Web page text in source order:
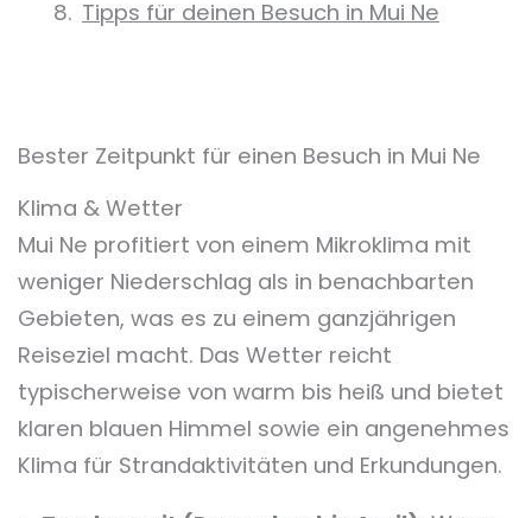
Tipps für deinen Besuch in Mui Ne
Bester Zeitpunkt für einen Besuch in Mui Ne
Klima & Wetter
Mui Ne profitiert von einem Mikroklima mit
weniger Niederschlag als in benachbarten
Gebieten, was es zu einem ganzjährigen
Reiseziel macht. Das Wetter reicht
typischerweise von warm bis heiß und bietet
klaren blauen Himmel sowie ein angenehmes
Klima für Strandaktivitäten und Erkundungen.